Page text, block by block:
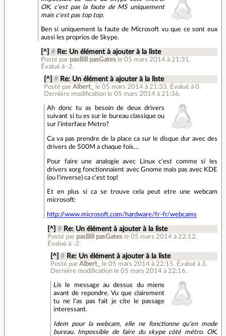
OK, c'est pas la faute de MS uniquement
mais c'est pas top top.
Ben si uniquement la faute de Microsoft vu que ce sont eux
aussi les proprios de Skype.
[^] # Re: Un élément à ajouter à la liste
Posté par pasBill pasGates le 05 mars 2014 à 21:31 .
Évalué à -2.
[^] # Re: Un élément à ajouter à la liste
Posté parAlbert_ le 05 mars 2014 à 21:33. Évalué à0.
Dernière modification le 05 mars 2014 à 21:36.
Ah donc tu as besoin de deux drivers
suivant si tu es sur le bureau classique ou
sur l'interface Metro?
Ca va pas prendre de la place ca sur le disque dur avec des
drivers de 500M a chaque fois…
Pour faire une analogie avec Linux c'est comme si les
drivers xorg fonctionnaient avec Gnome mais pas avec KDE
(ou l'inverse) ca c'est top!
Et en plus si ca se trouve cela peut etre une webcam
microsoft:
http://www.microsoft.com/hardware/fr-fr/webcams
[^] # Re: Un élément à ajouter à la liste
Posté par pasBill pasGates le 05 mars 2014 à 22:12.
Évalué à -2.
[^] # Re: Un élément à ajouter à la liste
Posté parAlbert_ le 05 mars 2014 à 22:15. Évalué à 3.
Dernière modification le 05 mars 2014 à 22:16.
Lis le message au dessus du miens
avant de repondre. Vu que clairement
tu ne l'as pas fait je cite le passage
interessant.
Idem pour la webcam, elle ne fonctionne qu'en mode
bureau. Impossible de faire du skype côté métro. OK,